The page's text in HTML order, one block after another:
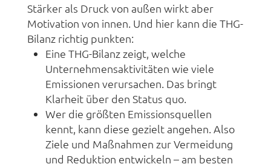
Stärker als Druck von außen wirkt aber
Motivation von innen. Und hier kann die THG-
Bilanz richtig punkten:
Eine THG-Bilanz zeigt, welche
Unternehmensaktivitäten wie viele
Emissionen verursachen. Das bringt
Klarheit über den Status quo.
Wer die größten Emissionsquellen
kennt, kann diese gezielt angehen. Also
Ziele und Maßnahmen zur Vermeidung
und Reduktion entwickeln – am besten